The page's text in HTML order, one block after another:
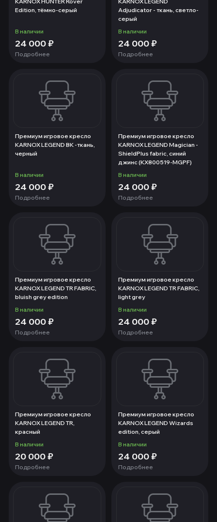
Edition, тёмно-серый
В наличии
24 000₽
Подробнее
Adjudicator - ткань, светло-
серый
В наличии
24 000₽
Подробнее
Премиум игровое кресло
KARNOX LEGEND BK -ткань,
черный
В наличии
24 000₽
Подробнее
Премиум игровое кресло
KARNOX LEGEND Magician -
ShieldPlus fabric, синий
джинс (KX800519-MGPF)
В наличии
24 000₽
Подробнее
Премиум игровое кресло
KARNOX LEGEND TR FABRIC,
bluish grey edition
В наличии
24 000₽
Подробнее
Премиум игровое кресло
KARNOX LEGEND TR FABRIC,
light grey
В наличии
24 000₽
Подробнее
Премиум игровое кресло
KARNOX LEGEND TR,
красный
В наличии
20 000₽
Подробнее
Премиум игровое кресло
KARNOX LEGEND Wizards
edition, серый
В наличии
24 000₽
Подробнее